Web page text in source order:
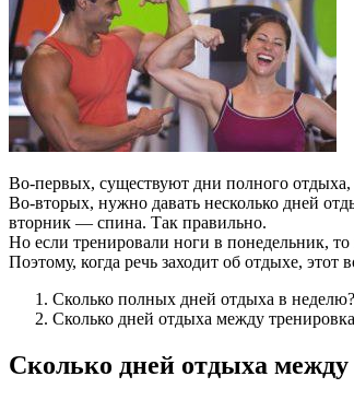
Во-первых, существуют дни полного
Во-вторых, нужно давать несколько дней
вторник — спина. Так правильно.
Но если тренировали ноги в понедельник,
Поэтому, когда речь заходит об отдыхе, этот
Сколько полных дней отдыха в неделю?
Сколько дней отдыха между
Сколько дней отдыха